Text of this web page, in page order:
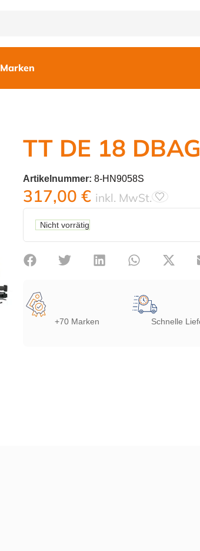
Marken
TT DE 18
Artikelnummer: 8-HN9058S
317,00 € inkl. MwSt.
Nicht vorrätig
+70 Marken Schnelle